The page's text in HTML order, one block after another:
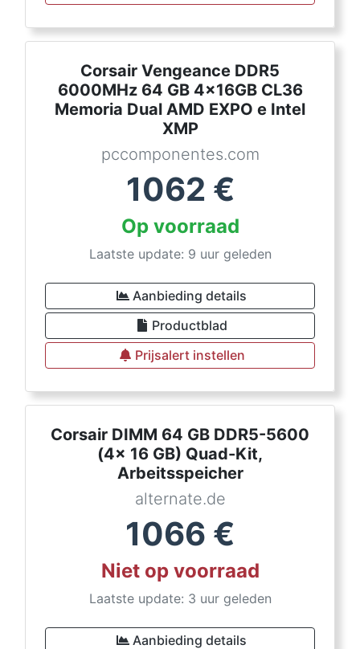
Corsair Vengeance DDR5
6000MHz 64 GB 4x16GB CL36
Memoria Dual AMD EXPO e Intel
XMP
pccomponentes.com
1062 €
Op voorraad
Laatste update: 9 uur geleden
Aanbieding details
Productblad
Prijsalert instellen
Corsair DIMM 64 GB DDR5-5600
(4x 16 GB) Quad-Kit,
Arbeitsspeicher
alternate.de
1066 €
Niet op voorraad
Laatste update: 3 uur geleden
Aanbieding details